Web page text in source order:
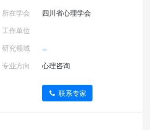
所在学会
四川省心理学会
工作单位
研究领域
专业方向
心理咨询
联系专家